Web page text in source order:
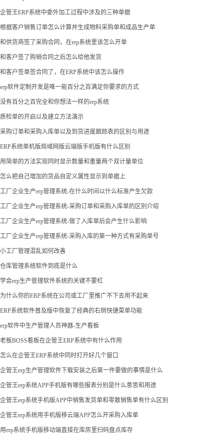
企管王ERP系统中委外加工过程中涉及的三种单据
根据客户销售订单怎么计算并生成物料采购单和成品生产单
和供货商签了采购合同，在erp系统里该怎么开单
和客户签了购销合同之后怎么给他发货
和客户签单签合同了，在ERP系统中该怎么操作
erp软件定制开发是唯一能百分之百满足你要求的方式
没有百分之百完全和你想法一样的erp系统
质检单的开启以及建立方法演示
采购订单和采购入库单以及到货进度跟踪表的区别与用途
ERP系统单机版局域网版云端版手机版有什么区别
用简单的方法实现同时显示数量和重量两个双计量单位
怎么把自己增加的货品自定义属性显示到单据上
工厂企业生产erp管理系统-在什么时间以什么标准产生欠款
工厂企业生产erp管理系统-采购订单和采购入库单的区别介绍
工厂企业生产erp管理系统-做了入库单后会产生什么影响
工厂企业生产erp管理系统-采购入库的第一种方式有采购单号
小工厂管理混乱如何改善
仓库管理系统软件到底是什么
学会erp生产管理软件系统的关键不要杠
为什么你的ERP系统在公司或工厂里推广不下去用不起来
ERP系统软件普及版中恢复了经典的右侧快捷菜单功能
erp软件中生产管理人员神器-生产看板
老板BOSS看板在企管王ERP系统中有什么作用
怎么在企管王ERP系统中同时打开好几个窗口
企管王erp生产管理软件下载安装之后第一件要做的事情是什么
企管王erp系统APP手机版有哪些报表分别是什么意思和用途
企管王erp系统手机版APP中销售发货单和零散销售单有什么区别
企管王erp系统用手机版移云端APP怎么开采购入库单
用erp系统手机版移动端直接在库房里扫码盘点库存